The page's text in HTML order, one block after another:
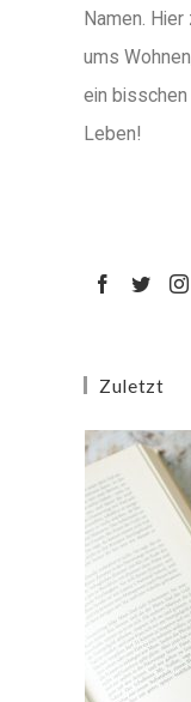
Namen.
ums
ein
Leben!
Zuletzt